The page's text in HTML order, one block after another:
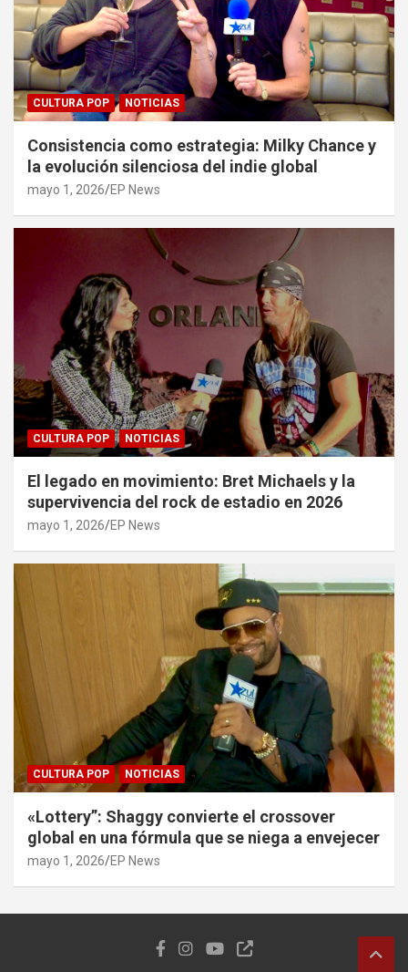
CULTURA POP NOTICIAS
Consistencia como estrategia: Milky Chance y
la evolución silenciosa del indie global
mayo 1, 2026 EP News
CULTURA POP NOTICIAS
El legado en movimiento: Bret Michaels y la
supervivencia del rock de estadio en 2026
mayo 1, 2026 EP News
CULTURA POP NOTICIAS
«Lottery”: Shaggy convierte el crossover
global en una fórmula que se niega a envejecer
mayo 1, 2026 EP News